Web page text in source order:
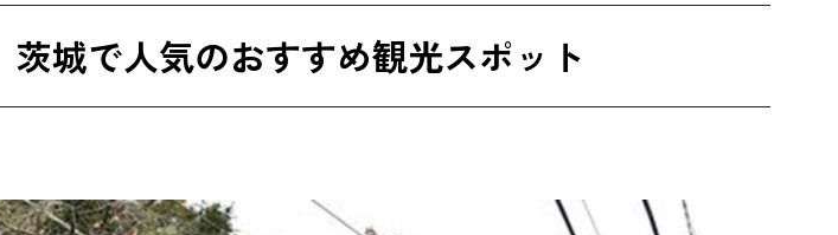
)
茨城で人気のおすすめ観光スポット